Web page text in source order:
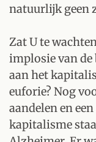
natuurlijk geen
Zat U te
implosie van de
aan het
euforie? Nog
aandelen en
kapitalisme